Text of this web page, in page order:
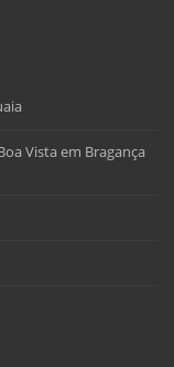
Vista em Bragança